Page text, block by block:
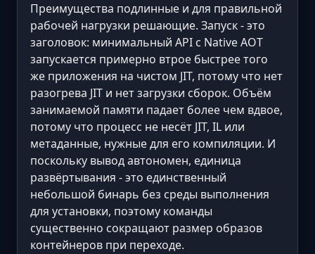
Преимущества подлинные и для правильной
рабочей нагрузки решающие. Запуск - это
заголовок: минимальный API с Native AOT
запускается примерно втрое быстрее того
же приложения на чистом JIT, потому что нет
разогрева JIT и нет загрузки сборок. Объём
занимаемой памяти падает более чем вдвое,
потому что процесс не несёт JIT, IL или
метаданные, нужные для его компиляции. И
поскольку вывод автономен, единица
развёртывания - это единственный
небольшой бинарь без среды выполнения
для установки, поэтому команды
существенно сокращают размер образов
контейнеров при переходе.